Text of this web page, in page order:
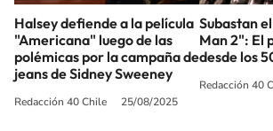
Halsey defiende a la película
"Americana" luego de las
polémicas por la campaña de
jeans de Sidney Sweeney
Redacción 40 Chile 25/08/2025
Subastan
Man 2": El
desde los
Redacción 40